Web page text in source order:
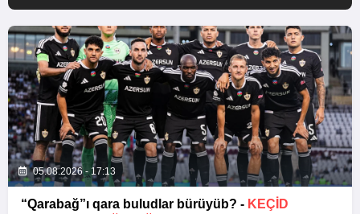
05.08.2026 - 17:13
“Qarabağ”ı qara buludlar bürüyüb? - KEÇID